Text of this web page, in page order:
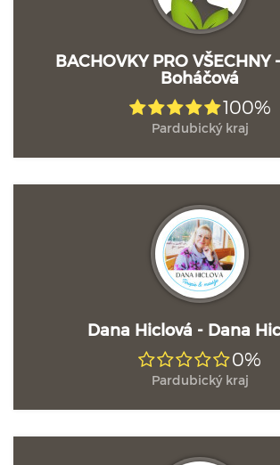
BACHOVKY PRO
Boháčová
100%
Pardubický kraj
Dana Hiclová - Dana
0%
Pardubický kraj